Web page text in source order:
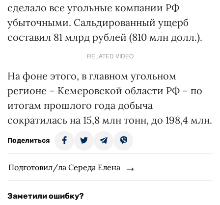
сделало все угольные компании РФ
убыточными. Сальдированный ущерб
составил 81 млрд рублей (810 млн долл.).
RELATED VIDEO
На фоне этого, в главном угольном
регионе – Кемеровской области РФ – по
итогам прошлого года добыча
сократилась на 15,8 млн тонн, до 198,4 млн.
Поделиться
Подготовил/ла Середа Елена
Заметили ошибку?